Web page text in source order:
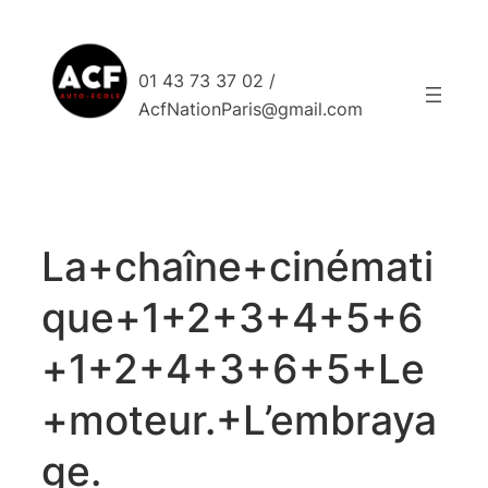
contenu
01 43 73 37 02 /
AcfNationParis@gmail.com
La+chaîne+cinémati
que+1+2+3+4+5+6
+1+2+4+3+6+5+Le
+moteur.+L’embraya
ge.